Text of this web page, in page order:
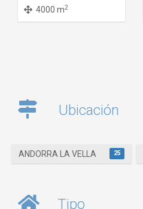
4000 m2
Ubicación
ANDORRA LA VELLA 25
Tipo